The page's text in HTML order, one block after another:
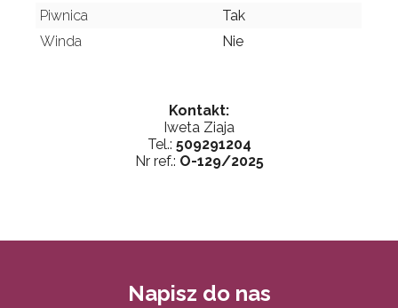
Piwnica
Tak
Winda
Nie
Kontakt:
Iweta Ziaja
Tel.: 509291204
Nr ref.: O-129/2025
Napisz do nas